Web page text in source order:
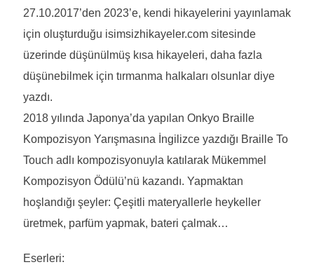
27.10.2017’den 2023’e, kendi hikayelerini yayınlamak
için oluşturduğu isimsizhikayeler.com sitesinde
üzerinde düşünülmüş kısa hikayeleri, daha fazla
düşünebilmek için tırmanma halkaları olsunlar diye
yazdı.
2018 yılında Japonya’da yapılan Onkyo Braille
Kompozisyon Yarışmasına İngilizce yazdığı Braille To
Touch adlı kompozisyonuyla katılarak Mükemmel
Kompozisyon Ödülü’nü kazandı. Yapmaktan
hoşlandığı şeyler: Çeşitli materyallerle heykeller
üretmek, parfüm yapmak, bateri çalmak…
Eserleri: